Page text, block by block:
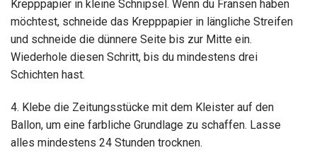
Krepppapier in kleine Schnipsel. Wenn du Fransen haben
möchtest, schneide das Krepppapier in längliche Streifen
und schneide die dünnere Seite bis zur Mitte ein.
Wiederhole diesen Schritt, bis du mindestens drei
Schichten hast.
4. Klebe die Zeitungsstücke mit dem Kleister auf den
Ballon, um eine farbliche Grundlage zu schaffen. Lasse
alles mindestens 24 Stunden trocknen.